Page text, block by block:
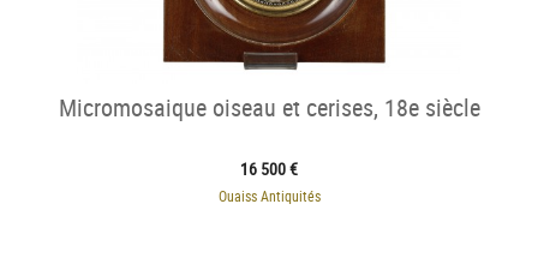
Micromosaique oiseau et cerises, 18e siècle
16 500 €
Ouaiss Antiquités